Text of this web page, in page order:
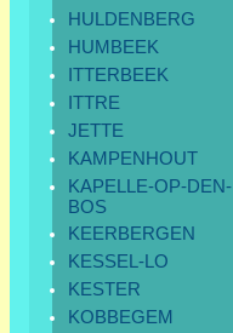
HULDENBERG
HUMBEEK
ITTERBEEK
ITTRE
JETTE
KAMPENHOUT
KAPELLE-OP-DEN-
BOS
KEERBERGEN
KESSEL-LO
KESTER
KOBBEGEM